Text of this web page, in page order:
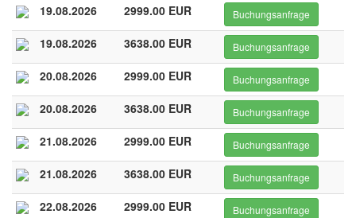
19.08.2026 2999.00 EUR Buchungsanfrage
19.08.2026 3638.00 EUR Buchungsanfrage
20.08.2026 2999.00 EUR Buchungsanfrage
20.08.2026 3638.00 EUR Buchungsanfrage
21.08.2026 2999.00 EUR Buchungsanfrage
21.08.2026 3638.00 EUR Buchungsanfrage
22.08.2026 2999.00 EUR Buchungsanfrage